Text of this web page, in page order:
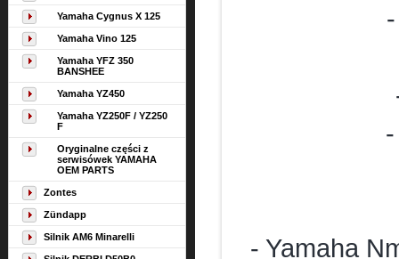
Yamaha Cygnus X 125
Yamaha Vino 125
Yamaha YFZ 350
BANSHEE
Yamaha YZ450
Yamaha YZ250F / YZ250
F
Oryginalne części z
serwisówek YAMAHA
OEM PARTS
Zontes
Zündapp
Silnik AM6 Minarelli - Yamaha